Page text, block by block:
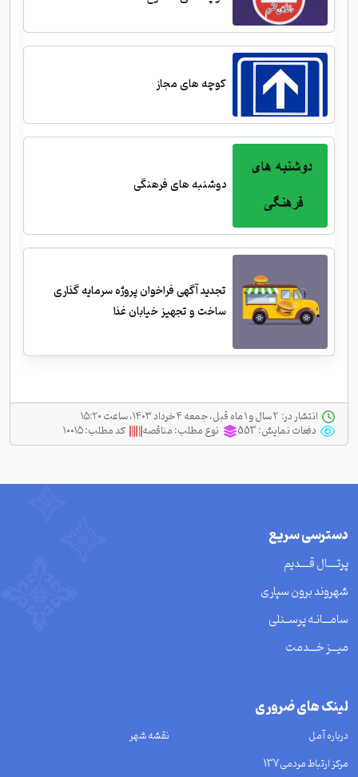
کوچه های مجاز
دوشنبه های فرهنگی
تجدید آگهی فراخوان پروژه سرمایه گذاری
ساخت و تجهیز خیابان غذا
انتشار در:
دفعات نمایش:553 نوع مطلب:مناقصه کد مطلب:۱۰۰۱۵
دسترسی سریع
پرتــــال قــــدیم
شهروند برون سپاری
سامـــانـه پرســنلی
میـــز خـــدمت
لینک های ضروری
درباره آمل
نقشه شهر
مرکز ارتباط مردمی137